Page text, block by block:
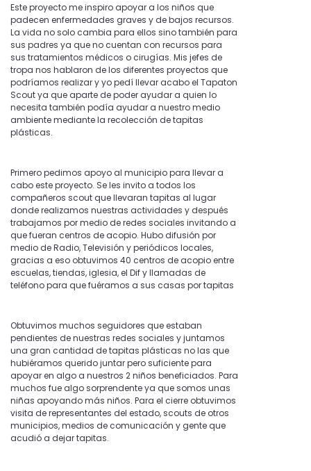
Este proyecto me inspiro apoyar a los niños que
padecen enfermedades graves y de bajos recursos.
La vida no solo cambia para ellos sino también para
sus padres ya que no cuentan con recursos para
sus tratamientos médicos o cirugías. Mis jefes de
tropa nos hablaron de los diferentes proyectos que
podríamos realizar y yo pedí llevar acabo el Tapaton
Scout ya que aparte de poder ayudar a quien lo
necesita también podía ayudar a nuestro medio
ambiente mediante la recolección de tapitas
plásticas.
Primero pedimos apoyo al municipio para llevar a
cabo este proyecto. Se les invito a todos los
compañeros scout que llevaran tapitas al lugar
donde realizamos nuestras actividades y después
trabajamos por medio de redes sociales invitando a
que fueran centros de acopio. Hubo difusión por
medio de Radio, Televisión y periódicos locales,
gracias a eso obtuvimos 40 centros de acopio entre
escuelas, tiendas, iglesia, el Dif y llamadas de
teléfono para que fuéramos a sus casas por tapitas
Obtuvimos muchos seguidores que estaban
pendientes de nuestras redes sociales y juntamos
una gran cantidad de tapitas plásticas no las que
hubiéramos querido juntar pero suficiente para
apoyar en algo a nuestros 2 niños beneficiados. Para
muchos fue algo sorprendente ya que somos unas
niñas apoyando más niños. Para el cierre obtuvimos
visita de representantes del estado, scouts de otros
municipios, medios de comunicación y gente que
acudió a dejar tapitas.